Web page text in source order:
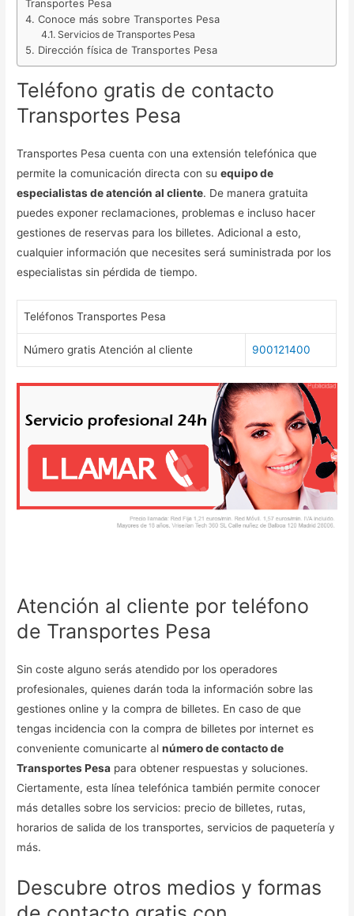
Transportes Pesa
Conoce más sobre Transportes Pesa
Servicios de Transportes Pesa
Dirección física de Transportes Pesa
Teléfono gratis de contacto
Transportes Pesa
Transportes Pesa cuenta con una extensión telefónica que
permite la comunicación directa con suequipo de
especialistas de atención al cliente. De manera gratuita
puedes exponer reclamaciones, problemas e incluso hacer
gestiones de reservas para los billetes. Adicional a esto,
cualquier información que necesites será suministrada por los
especialistas sin pérdida de tiempo.
Teléfonos Transportes Pesa
Número gratis Atención al cliente 900121400
Atención al cliente por teléfono
de Transportes Pesa
Sin coste alguno serás atendido por los operadores
profesionales, quienes darán toda la información sobre las
gestiones online y la compra de billetes. En caso de que
tengas incidencia con la compra de billetes por internet es
conveniente comunicarte alnúmero de contacto de
Transportes Pesa para obtener respuestas y soluciones.
Ciertamente, esta línea telefónica también permite conocer
más detalles sobre los servicios: precio de billetes, rutas,
horarios de salida de los transportes, servicios de paquetería y
más.
Descubre otros medios y formas